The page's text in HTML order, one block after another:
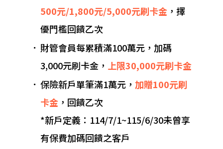
500元/1,800元/5,000元刷卡金，擇
優門檻回饋乙次
． 財管會員每累積滿100萬元，加碼
3,000元刷卡金， 上限30,000元刷卡金
． 保險新戶單筆滿1萬元， 加贈100元刷
卡金，回饋乙次
*新戶定義：114/7/1~115/6/30未曾享
有保費加碼回饋之客戶